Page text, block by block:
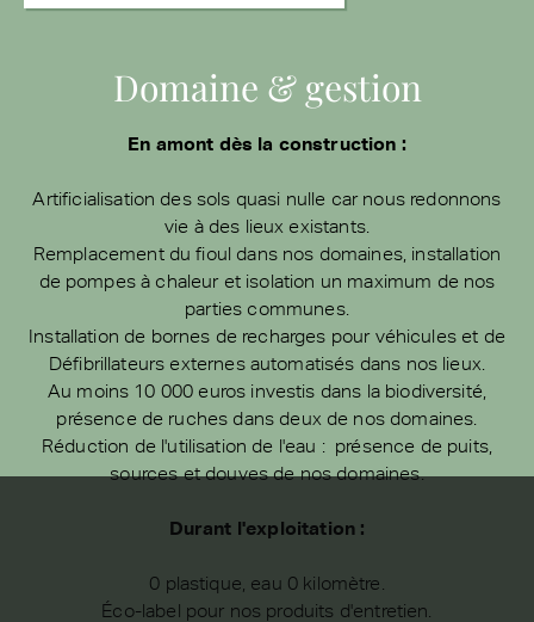
Domaine & gestion
En amont dès la construction :
Artificialisation des sols quasi nulle car nous redonnons
vie à des lieux existants.
Remplacement du fioul dans nos domaines, installation
de pompes à chaleur et isolation un maximum de nos
parties communes.
Installation de bornes de recharges pour véhicules et de
Défibrillateurs externes automatisés dans nos lieux.
Au moins 10 000 euros investis dans la biodiversité,
présence de ruches dans deux de nos domaines.
Réduction de l'utilisation de l'eau : présence de puits,
sources et douves de nos domaines.
Durant l'exploitation :
0 plastique, eau 0 kilomètre.
Éco-label pour nos produits d'entretien.